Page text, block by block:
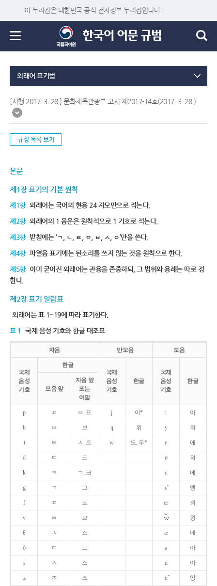
이 누리집은 대한민국 공식 전자정부 누리집입니다.
외래어 표기법
[시행 2017. 3. 28.] 문화체육관광부 고시 제2017-14호(2017. 3. 28.)
규정 목록 보기
본문
제1장 표기의 기본 원칙
제1항 외래어는 국어의 현용 24 자모만으로 적는다.
제2항 외래어의 1 음운은 원칙적으로 1 기호로 적는다.
제3항 받침에는 ‘ㄱ, ㄴ, ㄹ, ㅁ, ㅂ, ㅅ, ㅇ’만을 쓴다.
제4항 파열음 표기에는 된소리를 쓰지 않는 것을 원칙으로 한다.
제5항 이미 굳어진 외래어는 관용을 존중하되, 그 범위와 용례는 따로 정
한다.
제2장 표기 일람표
외래어는 표 1~19에 따라 표기한다.
표 1 국제 음성 기호와 한글 대조표
자음 반모음 모음
국제
음성
기호
한글
국제
음성
기호
한글
국제
음성
기호
한글
모음 앞
자음 앞
또는
어말
p ㅍ ㅂ, 프 j 이* i 이
b ㅂ 브 ɥ 위 y 위
t ㅌ ㅅ, 트 w 오, 우* e 에
d ㄷ 드 ø 외
k ㅋ ㄱ, 크 ɛ 에
g ㄱ 그 ɛ̃ 앵
f ㅍ 프 œ 외
v ㅂ 브 욍
θ ㅅ 스 æ 애
ð ㄷ 드 a 아
s ㅅ 스 ɑ 아
z ㅈ 즈 ɑ̃ 앙